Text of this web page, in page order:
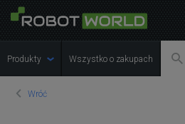
Produkty Wszystko o zakupach
Wróć